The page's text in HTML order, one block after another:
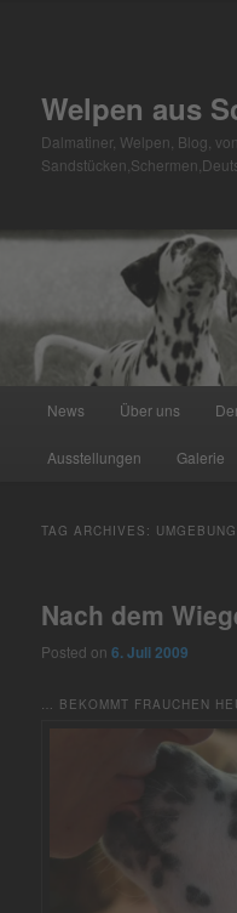
Welpen aus
Dalmatiner, Welpen, Blog,
News Über uns
Ausstellungen Galerie
TAG ARCHIVES: UMGEBUNG
Nach dem
Posted on6. Juli 2009
… BEKOMMT FRAUCHEN